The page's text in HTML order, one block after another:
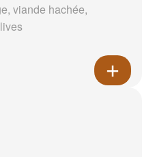
viande hachée,